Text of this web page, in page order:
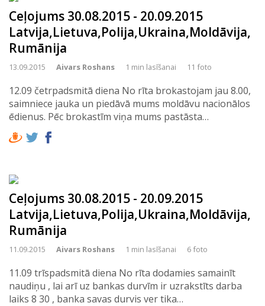
Ceļojums 30.08.2015 - 20.09.2015
Latvija,Lietuva,Polija,Ukraina,Moldāvija,
Rumānija
13.09.2015 Aivars Roshans 1 min lasīšanai 11 foto
12.09 četrpadsmitā diena No rīta brokastojam jau 8.00,
saimniece jauka un piedāvā mums moldāvu nacionālos
ēdienus. Pēc brokastīm viņa mums pastāsta…
Ceļojums 30.08.2015 - 20.09.2015
Latvija,Lietuva,Polija,Ukraina,Moldāvija,
Rumānija
11.09.2015 Aivars Roshans 1 min lasīšanai 6 foto
11.09 trīspadsmitā diena No rīta dodamies samainīt
naudiņu , lai arī uz bankas durvīm ir uzrakstīts darba
laiks 8 30 , banka savas durvis ver tika…